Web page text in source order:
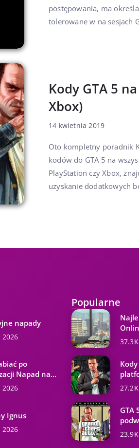
postępowania, ma
tolerowane w na sesjach
Kody GTA 5
Xbox)
14 kwietnia 2019
Oto kompletny poradnik
kodów do GTA 5 na
PlayStation czy Xbox,
uzyskanie dodatkowych
napady
po
Napad na...
Ignus
Popularne
GTA